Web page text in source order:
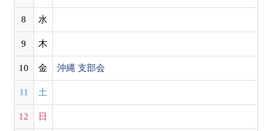
8 水
9 木
10 金 沖縄 支部会
11 土
12 日